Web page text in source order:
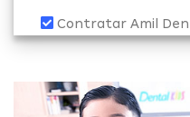
Contratar Amil